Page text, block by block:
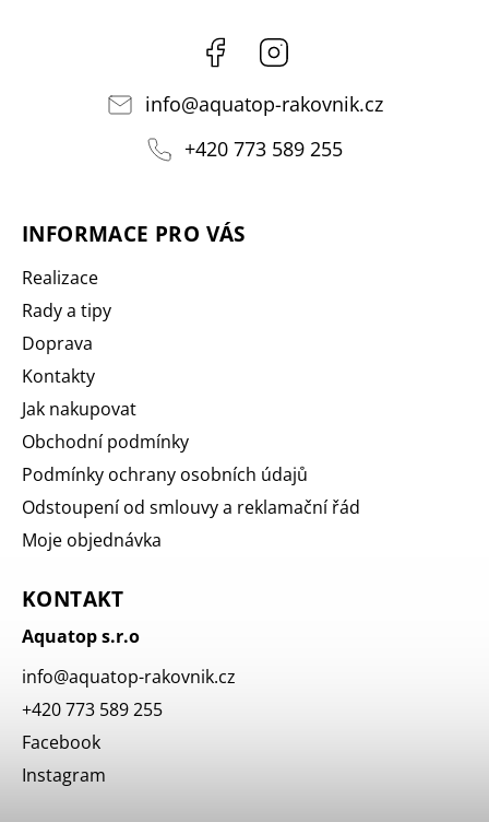
Facebook
info@aquatop-rakovnik.cz
+420 773 589 255
INFORMACE PRO VÁS
Realizace
Rady a tipy
Doprava
Kontakty
Jak nakupovat
Obchodní podmínky
Podmínky ochrany osobních údajů
Odstoupení od smlouvy a reklamační řád
Moje objednávka
KONTAKT
Aquatop s.r.o
info@aquatop-rakovnik.cz
+420 773 589 255
Facebook
Instagram